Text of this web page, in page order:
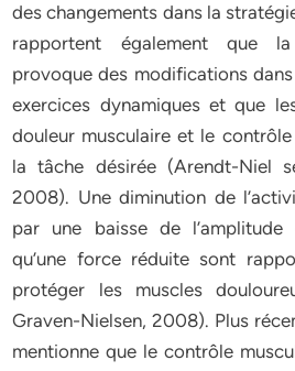
des changements dans la
rapportent également que
provoque des modifications
exercices dynamiques et que
douleur musculaire et le
la tâche désirée (Arendt-Niel
2008). Une diminution de
par une baisse de l’amplitude
qu’une force réduite sont
protéger les muscles
Graven-Nielsen, 2008). Plus
mentionne que le contrôle